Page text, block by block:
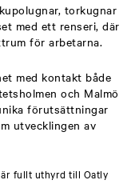
torkugnar
med ett renseri, där
för arbetarna.
med kontakt både
och Malmö
förutsättningar
utvecklingen av
fullt uthyrd till Oatly